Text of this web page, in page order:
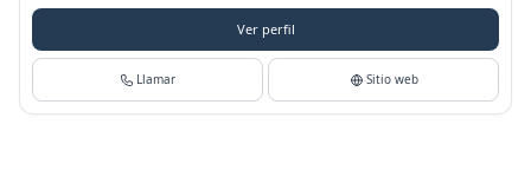
Ver perfil
Llamar Sitio web